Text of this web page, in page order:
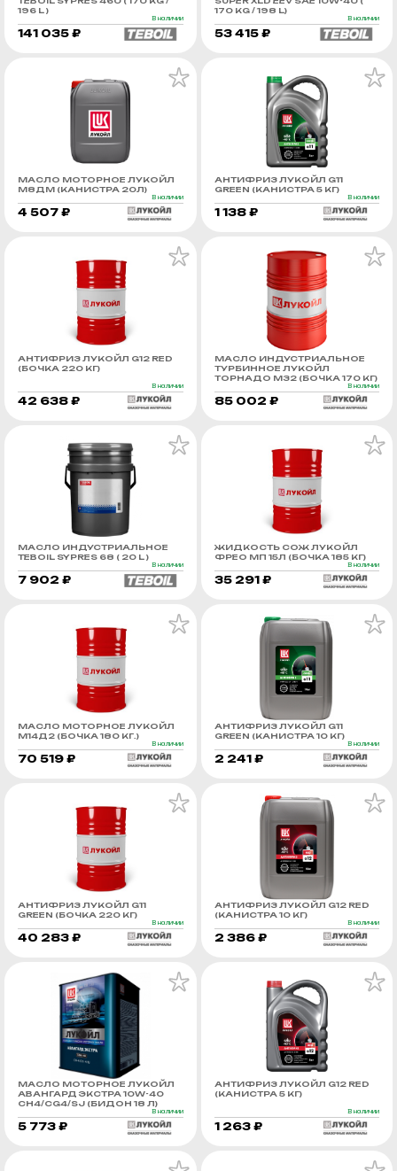
196 L )
В наличии
141 035 ₽
170 KG / 198 L)
В наличии
53 415 ₽
МАСЛО МОТОРНОЕ ЛУКОЙЛ
М8ДМ (КАНИСТРА 20Л)
В наличии
4 507 ₽
АНТИФРИЗ ЛУКОЙЛ G11
GREEN (КАНИСТРА 5 КГ)
В наличии
1 138 ₽
АНТИФРИЗ ЛУКОЙЛ G12 RED
(БОЧКА 220 КГ)
В наличии
42 638 ₽
МАСЛО ИНДУСТРИАЛЬНОЕ
ТУРБИННОЕ ЛУКОЙЛ
ТОРНАДО М32 (БОЧКА 170 КГ)
В наличии
85 002 ₽
МАСЛО ИНДУСТРИАЛЬНОЕ
TEBOIL SYPRES 68 ( 20 L )
В наличии
7 902 ₽
ЖИДКОСТЬ СОЖ ЛУКОЙЛ
ФРЕО МП 15Л (БОЧКА 185 КГ)
В наличии
35 291 ₽
МАСЛО МОТОРНОЕ ЛУКОЙЛ
М14Д2 (БОЧКА 180 КГ.)
В наличии
70 519 ₽
АНТИФРИЗ ЛУКОЙЛ G11
GREEN (КАНИСТРА 10 КГ)
В наличии
2 241 ₽
АНТИФРИЗ ЛУКОЙЛ G11
GREEN (БОЧКА 220 КГ)
В наличии
40 283 ₽
АНТИФРИЗ ЛУКОЙЛ G12 RED
(КАНИСТРА 10 КГ)
В наличии
2 386 ₽
МАСЛО МОТОРНОЕ ЛУКОЙЛ
АВАНГАРД ЭКСТРА 10W-40
CH4/CG4/SJ (БИДОН 18 Л)
В наличии
5 773 ₽
АНТИФРИЗ ЛУКОЙЛ G12 RED
(КАНИСТРА 5 КГ)
В наличии
1 263 ₽